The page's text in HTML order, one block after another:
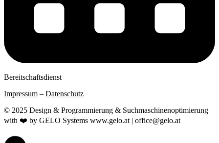
Bereitschaftsdienst
Impressum – Datenschutz
© 2025 Design & Programmierung & Suchmaschinenoptimierung
with ❤️ by GELO Systems www.gelo.at | office@gelo.at